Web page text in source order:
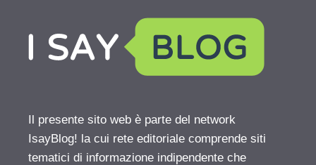
Il presente sito web è parte del network
IsayBlog! la cui rete editoriale comprende siti
tematici di informazione indipendente che